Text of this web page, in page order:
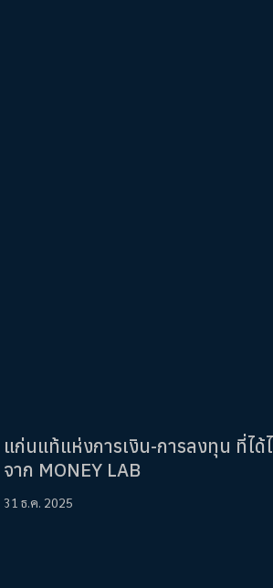
แก่นแท้แห่งการเงิน-การลงทุน ที่ได้
จาก MONEY LAB
31 ธ.ค. 2025